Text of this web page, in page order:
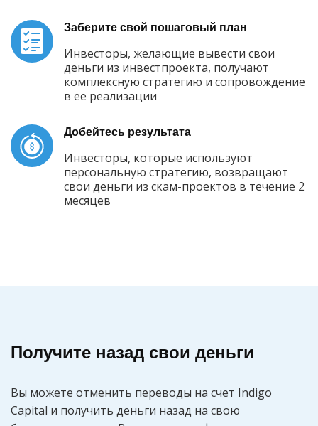
Заберите свой пошаговый план
Инвесторы, желающие вывести свои
деньги из инвестпроекта, получают
комплексную стратегию и сопровождение
в её реализации
Добейтесь результата
Инвесторы, которые используют
персональную стратегию, возвращают
свои деньги из скам-проектов в течение 2
месяцев
Получите назад свои деньги
Вы можете отменить переводы на счет Indigo
Capital и получить деньги назад на свою